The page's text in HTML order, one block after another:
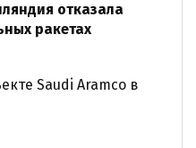
отказала
ракетах
Saudi Aramco в